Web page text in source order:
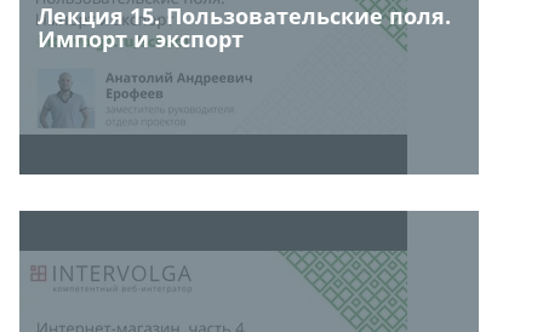
Лекция 15. Пользовательские поля.
Импорт и экспорт